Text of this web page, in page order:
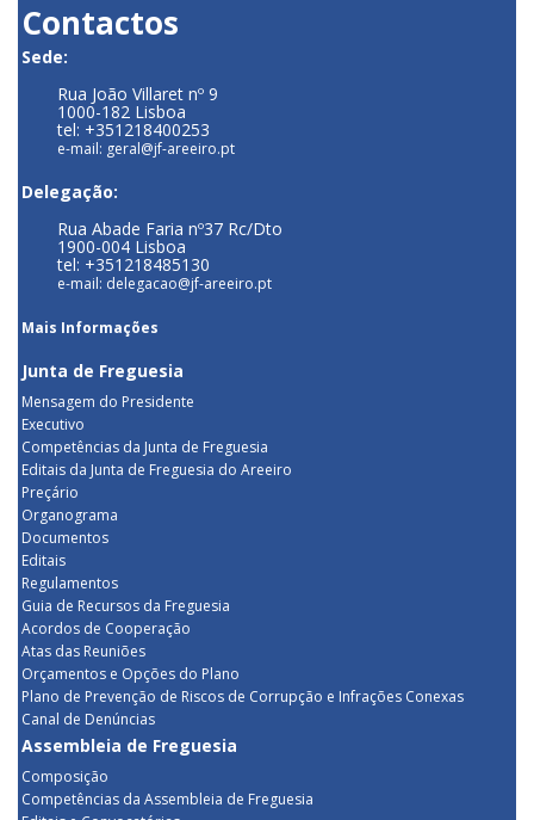
Contactos
Sede:
Rua João Villaret nº 9
1000-182 Lisboa
tel: +351218400253
e-mail: geral@jf-areeiro.pt
Delegação:
Rua Abade Faria nº37 Rc/Dto
1900-004 Lisboa
tel: +351218485130
e-mail: delegacao@jf-areeiro.pt
Mais Informações
Junta de Freguesia
Mensagem do Presidente
Executivo
Competências da Junta de Freguesia
Editais da Junta de Freguesia do Areeiro
Preçário
Organograma
Documentos
Editais
Regulamentos
Guia de Recursos da Freguesia
Acordos de Cooperação
Atas das Reuniões
Orçamentos e Opções do Plano
Plano de Prevenção de Riscos de Corrupção e Infrações Conexas
Canal de Denúncias
Assembleia de Freguesia
Composição
Competências da Assembleia de Freguesia